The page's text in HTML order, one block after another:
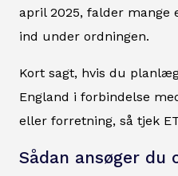
april 2025, falder mange
ind under ordningen.
Kort sagt, hvis du
England i forbindelse
eller forretning, så tjek
Sådan ansøger du